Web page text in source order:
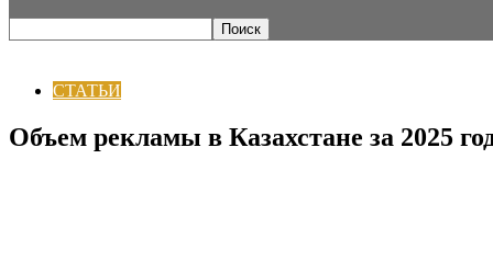
СТАТЬИ
Объем рекламы в Казахстане за 2025